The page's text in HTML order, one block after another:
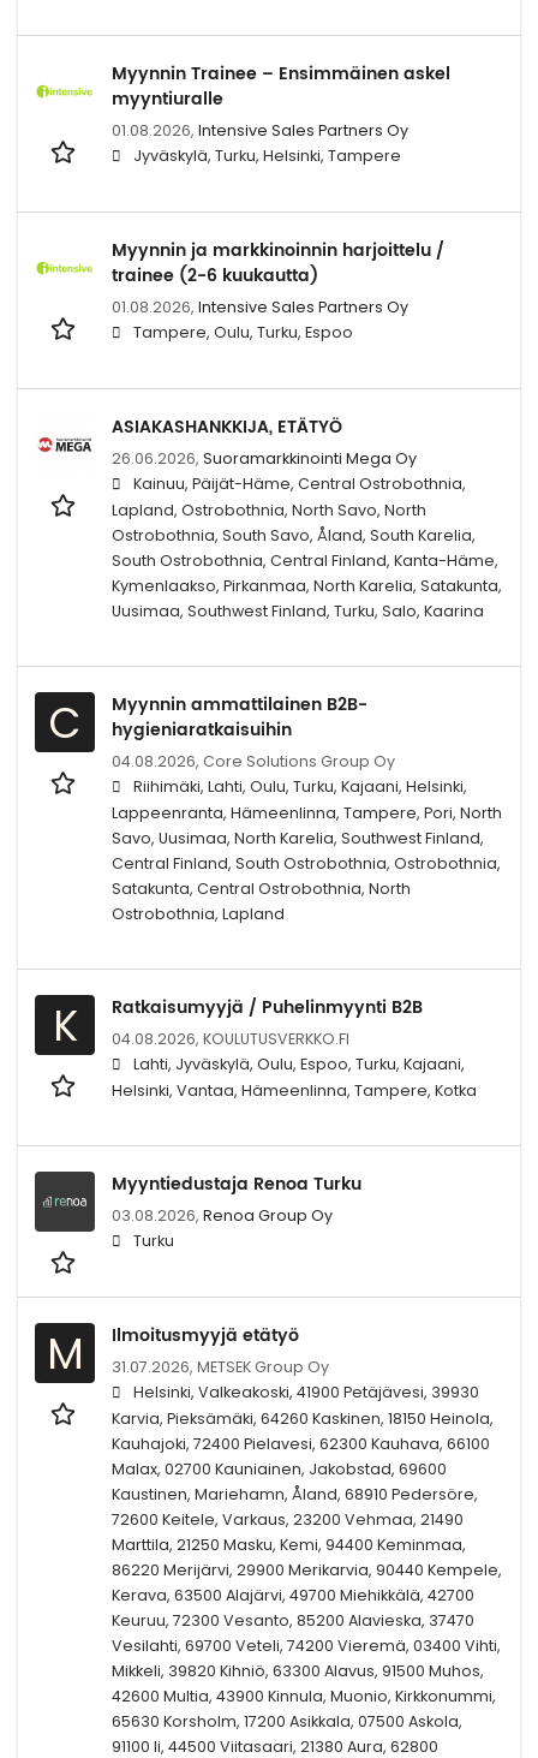
Myynnin Trainee – Ensimmäinen askel
myyntiuralle
01.08.2026, Intensive Sales Partners Oy
Jyväskylä, Turku, Helsinki, Tampere
Myynnin ja markkinoinnin harjoittelu /
trainee (2-6 kuukautta)
01.08.2026, Intensive Sales Partners Oy
Tampere, Oulu, Turku, Espoo
ASIAKASHANKKIJA, ETÄTYÖ
26.06.2026, Suoramarkkinointi Mega Oy
Kainuu, Päijät-Häme, Central Ostrobothnia,
Lapland, Ostrobothnia, North Savo, North
Ostrobothnia, South Savo, Åland, South Karelia,
South Ostrobothnia, Central Finland, Kanta-Häme,
Kymenlaakso, Pirkanmaa, North Karelia, Satakunta,
Uusimaa, Southwest Finland, Turku, Salo, Kaarina
C
Myynnin ammattilainen B2B-
hygieniaratkaisuihin
04.08.2026, Core Solutions Group Oy
Riihimäki, Lahti, Oulu, Turku, Kajaani, Helsinki,
Lappeenranta, Hämeenlinna, Tampere, Pori, North
Savo, Uusimaa, North Karelia, Southwest Finland,
Central Finland, South Ostrobothnia, Ostrobothnia,
Satakunta, Central Ostrobothnia, North
Ostrobothnia, Lapland
K Ratkaisumyyjä / Puhelinmyynti B2B
04.08.2026, KOULUTUSVERKKO.FI
Lahti, Jyväskylä, Oulu, Espoo, Turku, Kajaani,
Helsinki, Vantaa, Hämeenlinna, Tampere, Kotka
Myyntiedustaja Renoa Turku
03.08.2026, Renoa Group Oy
Turku
M Ilmoitusmyyjä etätyö
31.07.2026, METSEK Group Oy
Helsinki, Valkeakoski, 41900 Petäjävesi, 39930
Karvia, Pieksämäki, 64260 Kaskinen, 18150 Heinola,
Kauhajoki, 72400 Pielavesi, 62300 Kauhava, 66100
Malax, 02700 Kauniainen, Jakobstad, 69600
Kaustinen, Mariehamn, Åland, 68910 Pedersöre,
72600 Keitele, Varkaus, 23200 Vehmaa, 21490
Marttila, 21250 Masku, Kemi, 94400 Keminmaa,
86220 Merijärvi, 29900 Merikarvia, 90440 Kempele,
Kerava, 63500 Alajärvi, 49700 Miehikkälä, 42700
Keuruu, 72300 Vesanto, 85200 Alavieska, 37470
Vesilahti, 69700 Veteli, 74200 Vieremä, 03400 Vihti,
Mikkeli, 39820 Kihniö, 63300 Alavus, 91500 Muhos,
42600 Multia, 43900 Kinnula, Muonio, Kirkkonummi,
65630 Korsholm, 17200 Asikkala, 07500 Askola,
91100 Ii, 44500 Viitasaari, 21380 Aura, 62800